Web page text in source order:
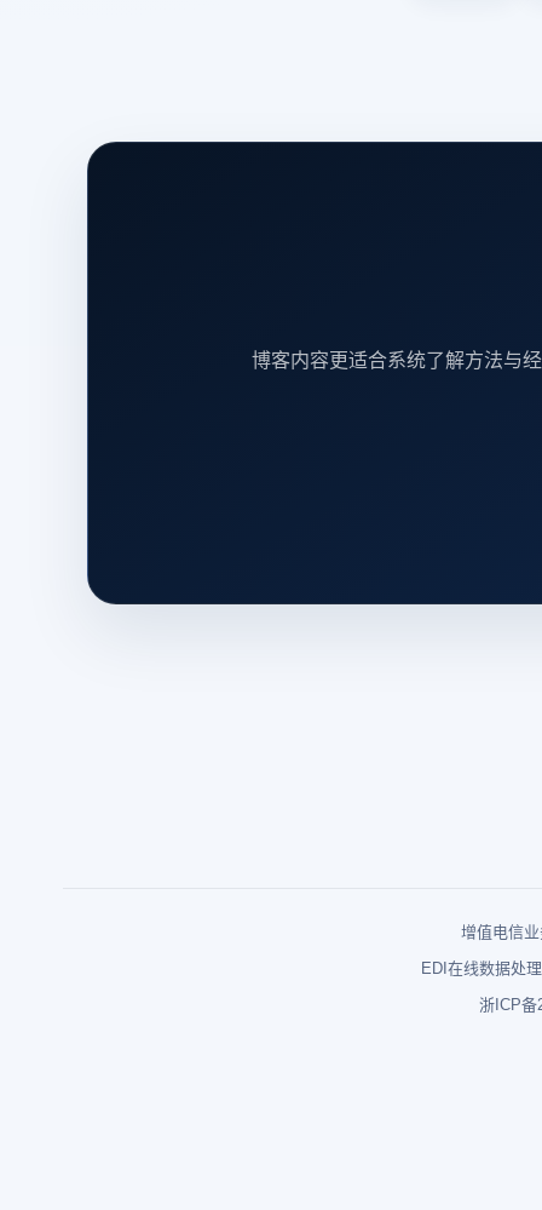
博客内容更适合系统了解方法与
增值电信
EDI在线数据处
浙ICP备